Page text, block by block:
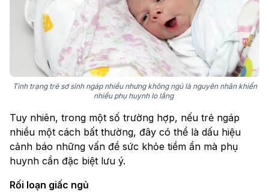
Tình trạng trẻ sơ sinh ngáp nhiều nhưng không ngủ là nguyên nhân khiến
nhiều phụ huynh lo lắng
Tuy nhiên, trong một số trường hợp, nếu trẻ ngáp
nhiều một cách bất thường, đây có thể là dấu hiệu
cảnh báo những vấn đề sức khỏe tiềm ẩn mà phụ
huynh cần đặc biệt lưu ý.
Rối loạn giấc ngủ